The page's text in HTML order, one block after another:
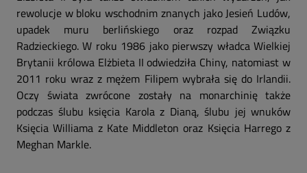
rewolucje w bloku wschodnim znanych jako Jesień Ludów,
upadek muru berlińskiego oraz rozpad Związku
Radzieckiego. W roku 1986 jako pierwszy władca Wielkiej
Brytanii królowa Elżbieta II odwiedziła Chiny, natomiast w
2011 roku wraz z mężem Filipem wybrała się do Irlandii.
Oczy świata zwrócone zostały na monarchinię także
podczas ślubu księcia Karola z Dianą, ślubu jej wnuków
Księcia Williama z Kate Middleton oraz Księcia Harrego z
Meghan Markle.